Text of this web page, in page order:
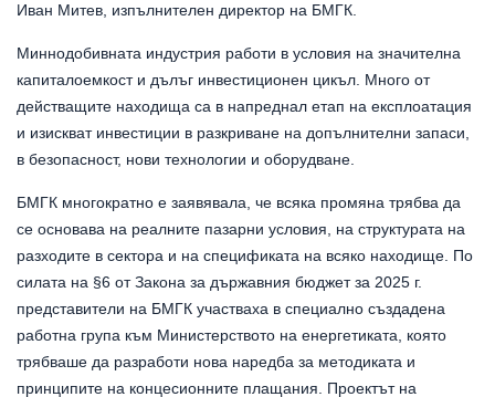
Иван Митев, изпълнителен директор на БМГК.
Миннодобивната индустрия работи в условия на значителна
капиталоемкост и дълъг инвестиционен цикъл. Много от
действащите находища са в напреднал етап на експлоатация
и изискват инвестиции в разкриване на допълнителни запаси,
в безопасност, нови технологии и оборудване.
БМГК многократно е заявявала, че всяка промяна трябва да
се основава на реалните пазарни условия, на структурата на
разходите в сектора и на спецификата на всяко находище. По
силата на §6 от Закона за държавния бюджет за 2025 г.
представители на БМГК участваха в специално създадена
работна група към Министерството на енергетиката, която
трябваше да разработи нова наредба за методиката и
принципите на концесионните плащания. Проектът на